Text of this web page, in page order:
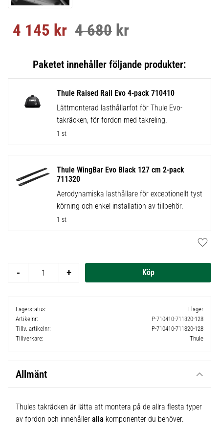
Nedsatt pris:
4 145 kr Ordinarie pris:
4 680 kr
Thule Raised Rail Evo 4-pack 710410
Lättmonterad lasthållarfot för Thule Evo-
takräcken, för fordon med takreling.
1 st
Thule WingBar Evo Black 127 cm 2-pack
711320
Aerodynamiska lasthållare för exceptionellt tyst
körning och enkel installation av tillbehör.
1 st
+
-
Lagerstatus
I lager
Artikelnr
P-710410-711320-128
Tillv. artikelnr
P-710410-711320-128
Tillverkare
Thule
Allmänt
Thules takräcken är lätta att montera på de allra flesta typer
av fordon och innehåller alla komponenter du behöver.